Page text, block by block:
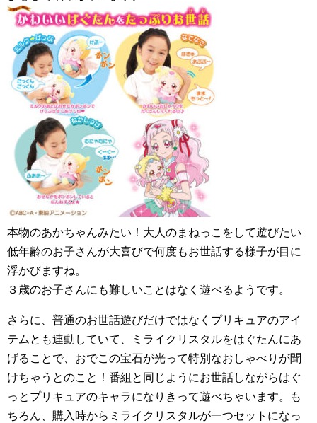
本物のあかちゃんみたい！大人のまねっこをして遊びたい
低年齢のお子さんが大喜びで何度もお世話する様子が目に
浮かびますね。
３歳のお子さんにも難しいことはなく遊べるようです。
さらに、普通のお世話遊びだけではなくプリキュアのアイ
テムとも連動していて、ミライクリスタルをはぐたんにあ
げることで、おでこの宝石が光って特別なおしゃべりが聞
けちゃうとのこと！番組と同じようにお世話しながらはぐ
っとプリキュアのキャラになりきって遊べちゃいます。も
ちろん、購入時からミライクリスタルが一つセットになっ